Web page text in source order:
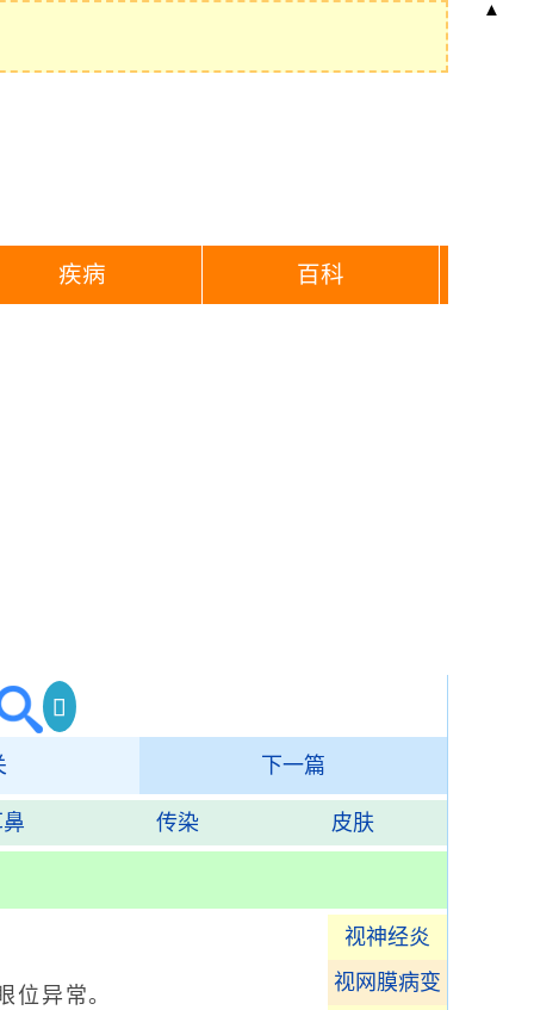
疾病 百科
下一篇
传染 皮肤
视神经炎
视网膜病变
异常。
▲